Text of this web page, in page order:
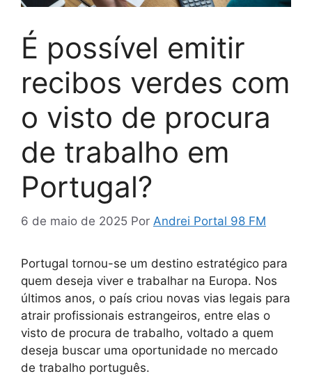
É possível emitir
recibos verdes com
o visto de procura
de trabalho em
Portugal?
6 de maio de 2025 Por Andrei Portal 98 FM
Portugal tornou-se um destino estratégico para
quem deseja viver e trabalhar na Europa. Nos
últimos anos, o país criou novas vias legais para
atrair profissionais estrangeiros, entre elas o
visto de procura de trabalho, voltado a quem
deseja buscar uma oportunidade no mercado
de trabalho português.